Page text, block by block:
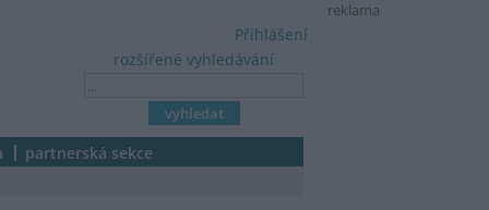
reklama
rozšířené vyhledávání
Přihlášení
partnerská sekce